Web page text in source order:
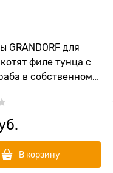
GRANDORF для
филе тунца с
в собственном
В корзину